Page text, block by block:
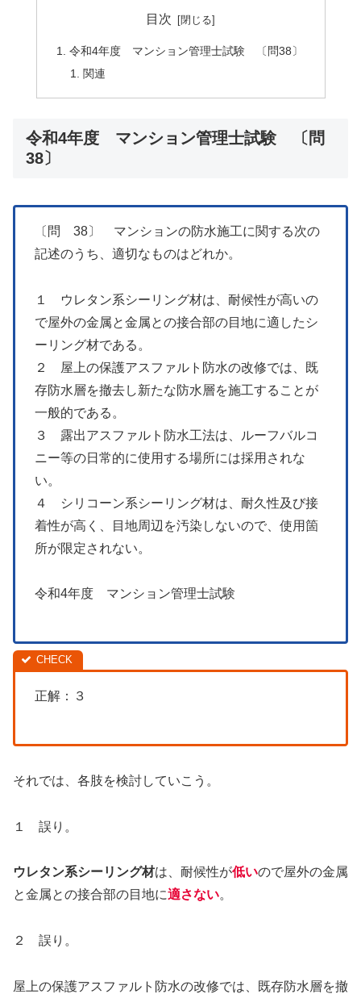
目次
令和4年度 マンション管理士試験 〔問38〕
関連
令和4年度 マンション管理士試験 〔問
38〕
〔問 38〕 マンションの防水施工に関する次の
記述のうち、適切なものはどれか。
１ ウレタン系シーリング材は、耐候性が高いの
で屋外の金属と金属との接合部の目地に適したシ
ーリング材である。
２ 屋上の保護アスファルト防水の改修では、既
存防水層を撤去し新たな防水層を施工することが
一般的である。
３ 露出アスファルト防水工法は、ルーフバルコ
ニー等の日常的に使用する場所には採用されな
い。
４ シリコーン系シーリング材は、耐久性及び接
着性が高く、目地周辺を汚染しないので、使用箇
所が限定されない。
令和4年度 マンション管理士試験
正解：３
それでは、各肢を検討していこう。
１ 誤り。
ウレタン系シーリング材は、耐候性が低いので屋外の金属
と金属との接合部の目地に適さない。
２ 誤り。
屋上の保護アスファルト防水の改修では、既存防水層を撤